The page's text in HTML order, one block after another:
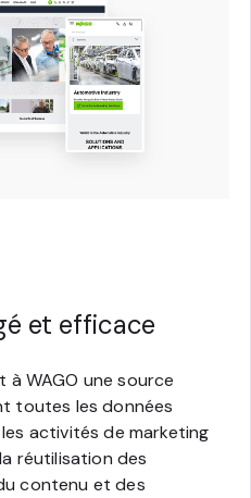
et efficace
WAGO une source
toutes les données
activités de marketing
réutilisation des
contenu et des